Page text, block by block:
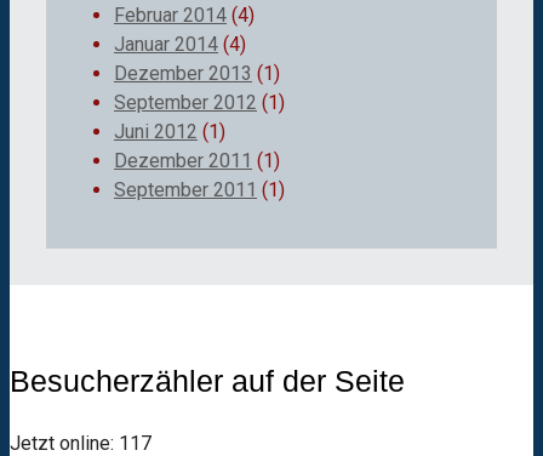
Februar 2014 (4)
Januar 2014 (4)
Dezember 2013 (1)
September 2012 (1)
Juni 2012 (1)
Dezember 2011 (1)
September 2011 (1)
Besucherzähler auf der Seite
Jetzt online: 117